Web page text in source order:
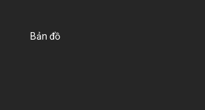
Bản đồ